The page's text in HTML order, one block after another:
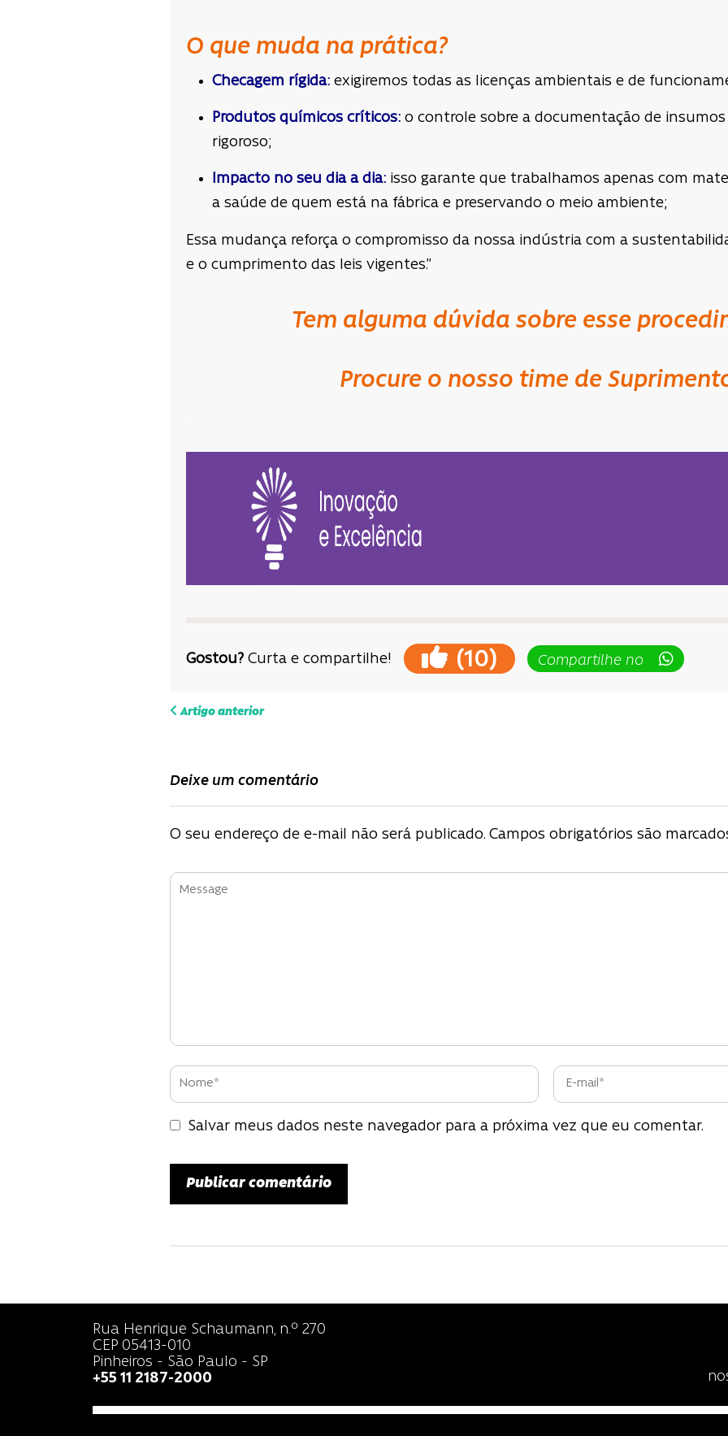
O que muda na prática?
Checagem rígida: exigiremos todas as licenças ambientais e de
Produtos químicos críticos: o controle sobre a documentação de
rigoroso;
Impacto no seu dia a dia: isso garante que trabalhamos apenas com
a saúde de quem está na fábrica e preservando o meio ambiente;
Essa mudança reforça o compromisso da nossa indústria com a
e o cumprimento das leis vigentes.”
Tem alguma dúvida sobre esse
Procure o nosso time de
Gostou? Curta e compartilhe! (10) Compartilhe no
Navegação
de
Artigo anterior
Deixe um comentário
O seu endereço de e-mail não será publicado. Campos obrigatórios são
Salvar meus dados neste navegador para a próxima vez que eu comentar.
Rua Henrique Schaumann, n.º 270
CEP 05413-010
Pinheiros - São Paulo - SP
+55 11 2187-2000